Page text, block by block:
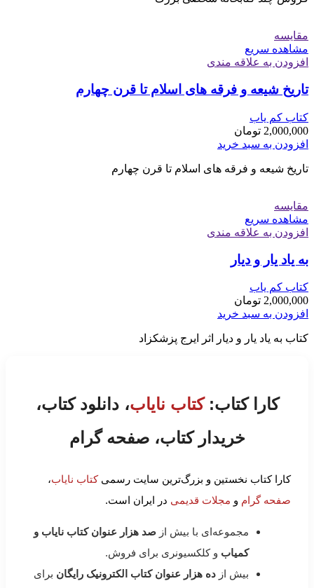
مقایسه
مشاهده سریع
افزودن به علاقه مندی
تاریخ شیعه و فرقه های اسلام تا قرن چهارم
کتاب کم یاب
2,000,000 تومان
افزودن به سبد خرید
تاریخ شیعه و فرقه های اسلام تا قرن چهارم
مقایسه
مشاهده سریع
افزودن به علاقه مندی
به یاد یار و دیار
کتاب کم یاب
2,000,000 تومان
افزودن به سبد خرید
کتاب به یاد یار و دیار اثر ایرج پزشکزاد
کارا کتاب:کتاب نایاب، دانلود کتاب،
خریدار کتاب، صفحه گرام
کارا کتاب نخستین و بزرگ‌ترین سایت رسمیکتاب نایاب،
صفحه گرام و مجلات قدیمی در ایران است.
مجموعه‌ای با بیش از صد هزار عنوان کتاب نایاب و
کمیاب و کلکسیونری برای فروش.
بیش از ده هزار عنوان کتاب الکترونیک رایگان برای